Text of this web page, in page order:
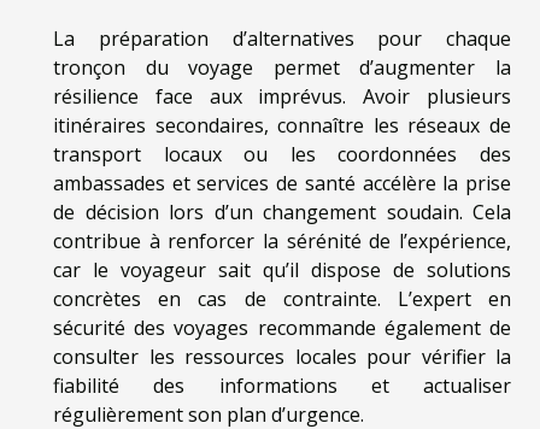
La préparation d’alternatives pour chaque
tronçon du voyage permet d’augmenter la
résilience face aux imprévus. Avoir plusieurs
itinéraires secondaires, connaître les réseaux de
transport locaux ou les coordonnées des
ambassades et services de santé accélère la prise
de décision lors d’un changement soudain. Cela
contribue à renforcer la sérénité de l’expérience,
car le voyageur sait qu’il dispose de solutions
concrètes en cas de contrainte. L’expert en
sécurité des voyages recommande également de
consulter les ressources locales pour vérifier la
fiabilité des informations et actualiser
régulièrement son plan d’urgence.